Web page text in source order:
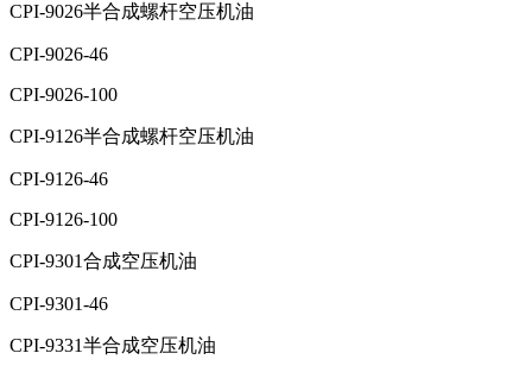
CPI-9026半合成螺杆空压机油
CPI-9026-46
CPI-9026-100
CPI-9126半合成螺杆空压机油
CPI-9126-46
CPI-9126-100
CPI-9301合成空压机油
CPI-9301-46
CPI-9331半合成空压机油